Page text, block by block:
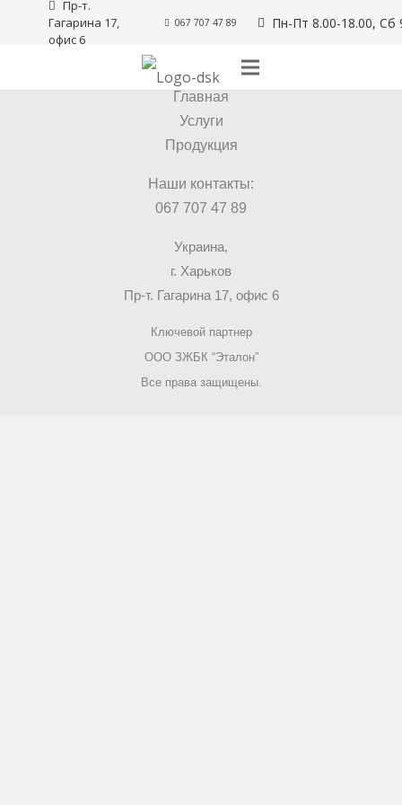
Пр-т.
Гагарина 17,
офис 6
067 707 47 89 Пн-Пт 8.00-18.00, Сб
© 2025 ДСК Груп
Главная
Услуги
Продукция
Наши контакты:
067 707 47 89
Украина,
г. Харьков
Пр-т. Гагарина 17, офис 6
Ключевой партнер
ООО ЗЖБК “Эталон”
Все права защищены.